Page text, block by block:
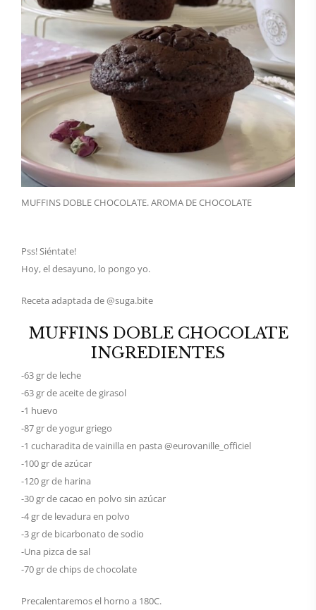
MUFFINS DOBLE CHOCOLATE. AROMA DE CHOCOLATE
Pss! Siéntate!
Hoy, el desayuno, lo pongo yo.
Receta adaptada de @suga.bite
MUFFINS DOBLE CHOCOLATE
INGREDIENTES
-63 gr de leche
-63 gr de aceite de girasol
-1 huevo
-87 gr de yogur griego
-1 cucharadita de vainilla en pasta @eurovanille_officiel
-100 gr de azúcar
-120 gr de harina
-30 gr de cacao en polvo sin azúcar
-4 gr de levadura en polvo
-3 gr de bicarbonato de sodio
-Una pizca de sal
-70 gr de chips de chocolate
Precalentaremos el horno a 180C.